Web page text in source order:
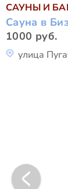
САУНЫ И
Сауна в
1000 руб.
улица